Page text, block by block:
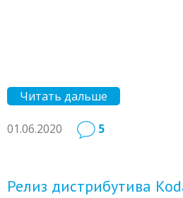
Читать дальше
01.06.2020 5
Релиз дистрибутива